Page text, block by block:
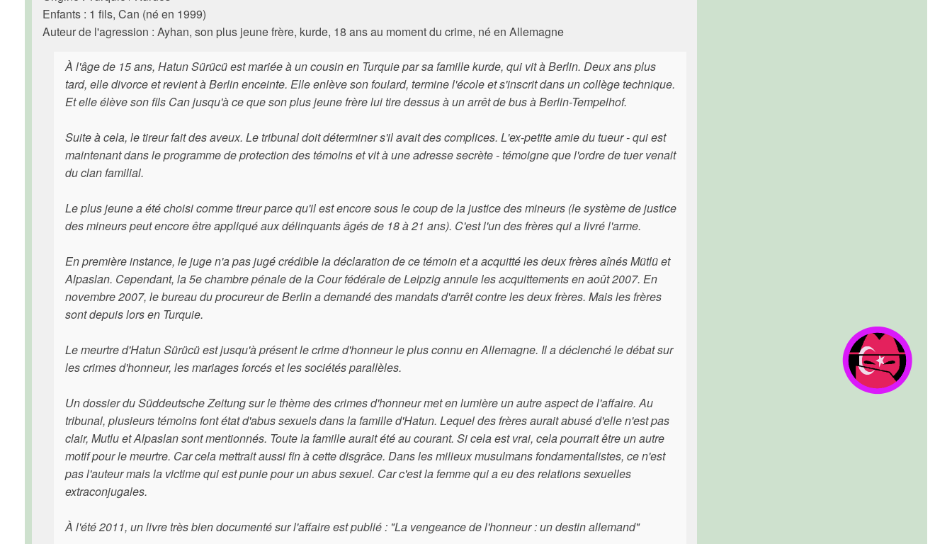
Enfants : 1 fils, Can (né en 1999)
Auteur de l'agression : Ayhan, son plus jeune frère, kurde, 18 ans au moment du crime, né en Allemagne
À l'âge de 15 ans, Hatun Sürücü est mariée à un cousin en Turquie par sa famille kurde, qui vit à Berlin. Deux ans plus
tard, elle divorce et revient à Berlin enceinte. Elle enlève son foulard, termine l'école et s'inscrit dans un collège technique.
Et elle élève son fils Can jusqu'à ce que son plus jeune frère lui tire dessus à un arrêt de bus à Berlin-Tempelhof.
Suite à cela, le tireur fait des aveux. Le tribunal doit déterminer s'il avait des complices. L'ex-petite amie du tueur - qui est
maintenant dans le programme de protection des témoins et vit à une adresse secrète - témoigne que l'ordre de tuer venait
du clan familial.
Le plus jeune a été choisi comme tireur parce qu'il est encore sous le coup de la justice des mineurs (le système de justice
des mineurs peut encore être appliqué aux délinquants âgés de 18 à 21 ans). C'est l'un des frères qui a livré l'arme.
En première instance, le juge n'a pas jugé crédible la déclaration de ce témoin et a acquitté les deux frères aînés Mütlü et
Alpaslan. Cependant, la 5e chambre pénale de la Cour fédérale de Leipzig annule les acquittements en août 2007. En
novembre 2007, le bureau du procureur de Berlin a demandé des mandats d'arrêt contre les deux frères. Mais les frères
sont depuis lors en Turquie.
Le meurtre d'Hatun Sürücü est jusqu'à présent le crime d'honneur le plus connu en Allemagne. Il a déclenché le débat sur
les crimes d'honneur, les mariages forcés et les sociétés parallèles.
Un dossier du Süddeutsche Zeitung sur le thème des crimes d'honneur met en lumière un autre aspect de l'affaire. Au
tribunal, plusieurs témoins font état d'abus sexuels dans la famille d'Hatun. Lequel des frères aurait abusé d'elle n'est pas
clair, Mutlu et Alpaslan sont mentionnés. Toute la famille aurait été au courant. Si cela est vrai, cela pourrait être un autre
motif pour le meurtre. Car cela mettrait aussi fin à cette disgrâce. Dans les milieux musulmans fondamentalistes, ce n'est
pas l'auteur mais la victime qui est punie pour un abus sexuel. Car c'est la femme qui a eu des relations sexuelles
extraconjugales.
À l'été 2011, un livre très bien documenté sur l'affaire est publié : "La vengeance de l'honneur : un destin allemand"